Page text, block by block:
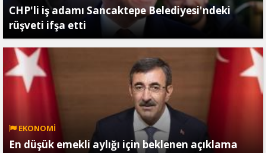
CHP'li iş adamı Sancaktepe Belediyesi'ndeki
rüşveti ifşa etti
EKONOMİ
En düşük emekli aylığı için beklenen açıklama